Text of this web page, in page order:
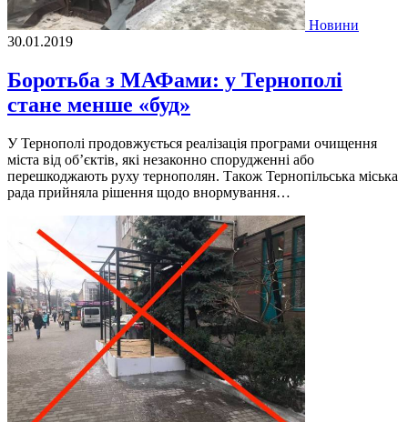
Новини
30.01.2019
Боротьба з МАФами: у Тернополі
стане менше «буд»
У Тернополі продовжується реалізація програми очищення
міста від об’єктів, які незаконно спорудженні або
перешкоджають руху тернополян. Також Тернопільська міська
рада прийняла рішення щодо внормування…